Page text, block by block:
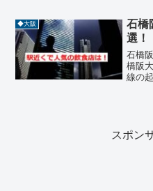
など
ーに
◆大阪
石橋
選！
石橋
橋阪
線の
スポン